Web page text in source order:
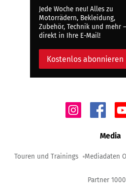
Jede Woche neu! Alles zu
Motorrädern, Bekleidung,
Zubehör, Technik und mehr –
direkt in Ihre E-Mail!
Kostenlos abonnieren
Media
Touren und Trainings Mediadaten
Partner